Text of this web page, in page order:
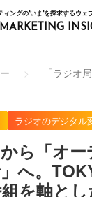
ィングの"いま"を探求するウェ
「ラジオ
ラジオのデジタル
から「オ
へ。
を軸と